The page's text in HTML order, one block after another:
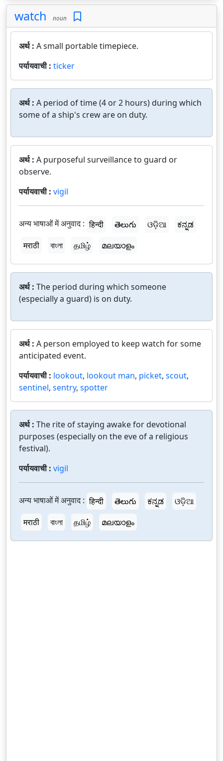
watch noun
अर्थ : A small portable timepiece.
पर्यायवाची : ticker
अर्थ : A period of time (4 or 2 hours) during which
some of a ship's crew are on duty.
अर्थ : A purposeful surveillance to guard or
observe.
पर्यायवाची : vigil
अन्य भाषाओं में अनुवाद : हिन्दी తెలుగు ଓଡ଼ିଆ
ಕನ್ನಡ
मराठी
বাংলা தமிழ் മലയാളം
अर्थ : The period during which someone
(especially a guard) is on duty.
अर्थ : A person employed to keep watch for some
anticipated event.
पर्यायवाची : lookout, lookout man, picket, scout,
sentinel, sentry, spotter
अर्थ : The rite of staying awake for devotional
purposes (especially on the eve of a religious
festival).
पर्यायवाची : vigil
अन्य भाषाओं में अनुवाद : हिन्दी తెలుగు ಕನ್ನಡ
ଓଡ଼ିଆ
मराठी
বাংলা தமிழ் മലയാളം